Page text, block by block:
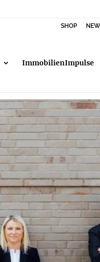
SHOP
ImmobilienImpulse